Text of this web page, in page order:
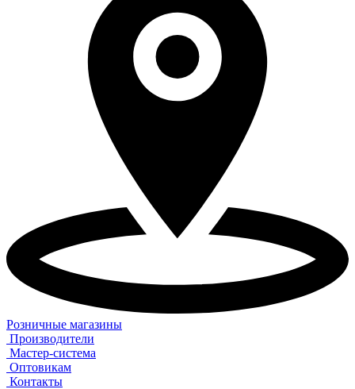
Розничные магазины
Производители
Мастер-система
Оптовикам
Контакты